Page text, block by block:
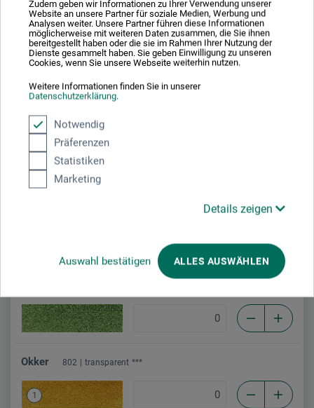
Zudem geben wir Informationen zu Ihrer Verwendung unserer
Website an unsere Partner für soziale Medien, Werbung und
Analysen weiter. Unsere Partner führen diese Informationen
möglicherweise mit weiteren Daten zusammen, die Sie ihnen
bereitgestellt haben oder die sie im Rahmen Ihrer Nutzung der
Dienste gesammelt haben. Sie geben Einwilligung zu unseren
Cookies, wenn Sie unsere Webseite weiterhin nutzen.
Weitere Informationen finden Sie in unserer
Datenschutzerklärung.
Notwendig
Präferenzen
Statistiken
Marketing
Details zeigen
Auswahl bestätigen ALLES AUSWÄHLEN
1
Blågrøn 705 transparent ***
1
Lysegrøn transparent
Okker 802 transparent ***
1